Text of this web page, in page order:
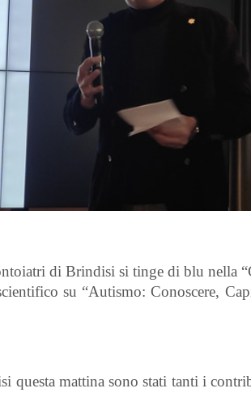
di Brindisi si tinge di blu nella
su “Autismo: Conoscere,
questa mattina sono stati tanti i